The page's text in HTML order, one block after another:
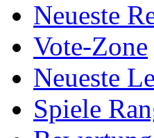
Neueste
Vote-Zone
Neueste
Spiele